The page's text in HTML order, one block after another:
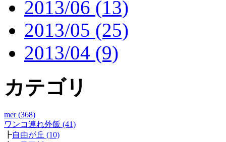
2013/06 (13)
2013/05 (25)
2013/04 (9)
カテゴリ
mer (368)
ワンコ連れ外飯 (41)
┣自由が丘 (10)